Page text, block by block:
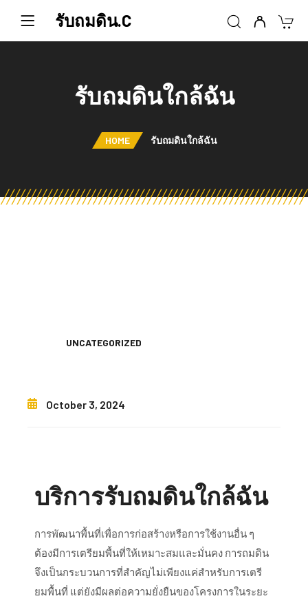
รับถมดิน.C
รับถมดินใกล้ฉัน
HOME รับถมดินใกล้ฉัน
UNCATEGORIZED
October 3, 2024
บริการรับถมดินใกล้ฉัน
การพัฒนาพื้นที่เพื่อการก่อสร้างหรือการใช้งานอื่น ๆ
ต้องมีการเตรียมพื้นที่ให้เหมาะสมและมั่นคง การถมดิน
จึงเป็นกระบวนการที่สำคัญไม่เพียงแค่สำหรับการเตรี
ยมพื้นที่ แต่ยังมีผลต่อความยั่งยืนของโครงการในระยะ